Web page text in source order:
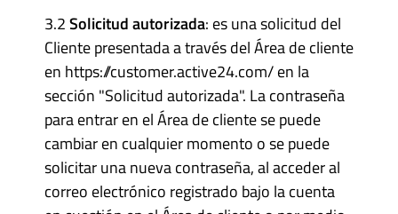
3.2Solicitud autorizada: es una solicitud del
Cliente presentada a través del Área de cliente
en https://customer.active24.com/ en la
sección "Solicitud autorizada". La contraseña
para entrar en el Área de cliente se puede
cambiar en cualquier momento o se puede
solicitar una nueva contraseña, al acceder al
correo electrónico registrado bajo la cuenta